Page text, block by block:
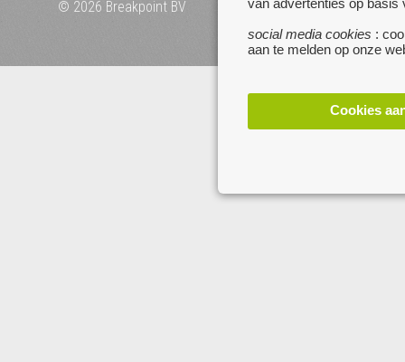
social media cookies :
aan te melden op onze
Cookies
© 2026 Breakpoint BV
Bezoek ook eens onze
websites :
www.startpagina.be